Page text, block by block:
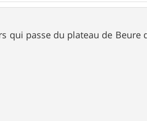
qui passe du plateau de